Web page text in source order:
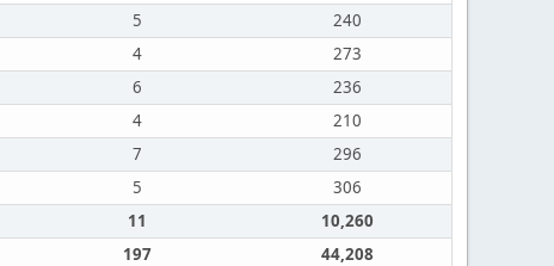
5
240
4
273
6
236
4
210
7
296
5
306
11
10,260
197 44,208